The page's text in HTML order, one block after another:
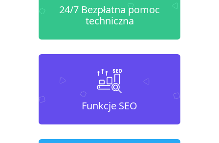
24/7 Bezpłatna pomoc
techniczna
Funkcje SEO